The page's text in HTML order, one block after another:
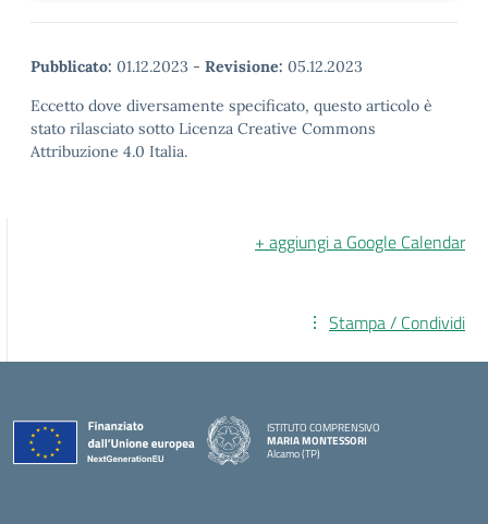
Pubblicato: 01.12.2023 - Revisione: 05.12.2023
Eccetto dove diversamente specificato, questo articolo è
stato rilasciato sotto Licenza Creative Commons
Attribuzione 4.0 Italia.
+ aggiungi a Google Calendar
Stampa / Condividi
ISTITUTO COMPRENSIVO
MARIA MONTESSORI
Alcamo (TP)